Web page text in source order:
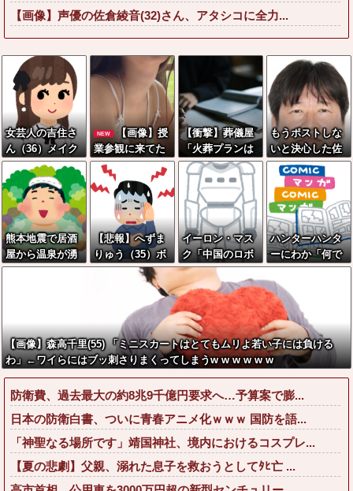
【画像】声優の佐倉綾音(32)さん、アタシコに全力...
女芸人の吉住さ
ん（36）メイク
したら普通に美
人の部類だった
と判明ｗｗｗｗ
ｗｗｗｗｗ
NEW
【画像】授
業参観に来てた
この4人のママの
誰の乳を舐めま
わしたい？www
www
【衝撃】葬儀屋
「火葬プランは
どうなさいます
か？」ワイ喪主
「直葬で(即
答)」→結果ァw
w w w w w w w
w w
もうポストしな
いと決心した佐
藤二朗、ついに
ポストを解禁し
た結果
熊本地震で居酒
屋から温泉が湧
き出るｗｗｗｗ
【悲報】へずま
りゅう（35）ボ
ランティアのた
め熊本に行くも
体調不良で病院
イーロン・マス
ク「中国のロボ
ットはデタラメ
で遠隔操作して
るだけ」
ハンターハンタ
ーにわか「何で
も切れる刀は具
現化できない(ﾆﾁ
ｯ」←これ
【画像】森高千里(55) 「ミニスカートはとてもムリよ若い子には負ける
わ」←ワイらにはブッ刺さりまくってしまうw w w w w w
防衛費、過去最大の約8兆9千億円要求へ…予算案で膨...
日本の防衛白書、ついに青春アニメ化ｗｗｗ 国防を語...
「神聖なる場所です」靖国神社、境内におけるコスプレ...
【夏の悲劇】父親、溺れた息子を救おうとしてﾀﾋ亡 ...